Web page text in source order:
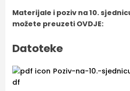
Materijale i poziv na 10.
možete preuzeti OVDJE:
Datoteke
Poziv-na-10.-
df